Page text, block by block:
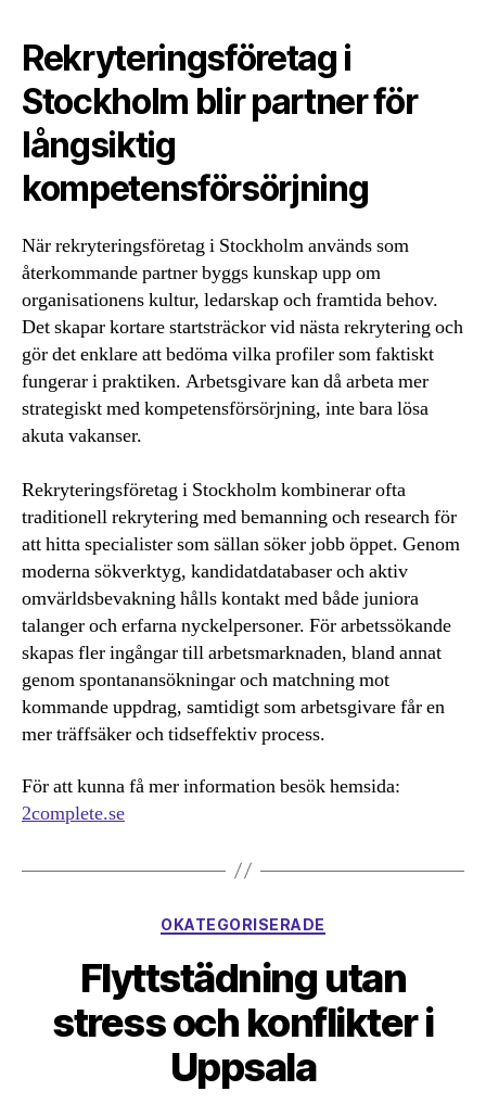
Rekryteringsföretag i
Stockholm blir partner för
långsiktig
kompetensförsörjning
När rekryteringsföretag i Stockholm används som
återkommande partner byggs kunskap upp om
organisationens kultur, ledarskap och framtida behov.
Det skapar kortare startsträckor vid nästa rekrytering och
gör det enklare att bedöma vilka profiler som faktiskt
fungerar i praktiken. Arbetsgivare kan då arbeta mer
strategiskt med kompetensförsörjning, inte bara lösa
akuta vakanser.
Rekryteringsföretag i Stockholm kombinerar ofta
traditionell rekrytering med bemanning och research för
att hitta specialister som sällan söker jobb öppet. Genom
moderna sökverktyg, kandidatdatabaser och aktiv
omvärldsbevakning hålls kontakt med både juniora
talanger och erfarna nyckelpersoner. För arbetssökande
skapas fler ingångar till arbetsmarknaden, bland annat
genom spontanansökningar och matchning mot
kommande uppdrag, samtidigt som arbetsgivare får en
mer träffsäker och tidseffektiv process.
För att kunna få mer information besök hemsida:
2complete.se
Kategorier
OKATEGORISERADE
Flyttstädning utan
stress och konflikter i
Uppsala